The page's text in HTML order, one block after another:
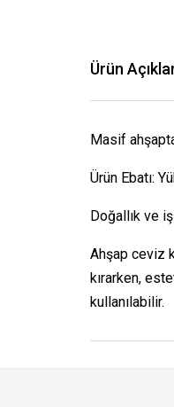
Ürün
Masif
Ürün Ebatı:
Doğallık ve
Ahşap ceviz
kırarken,
kullanılabilir.